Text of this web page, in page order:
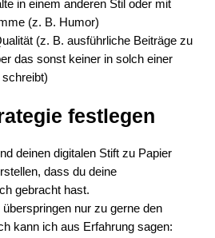
in einem anderen Stil oder mit
(z. B. Humor)
(z. B. ausführliche Beiträge zu
das sonst keiner in solch einer
festlegen
deinen digitalen Stift zu Papier
dass du deine
gebracht hast.
nur zu gerne den
kann ich aus Erfahrung sagen: